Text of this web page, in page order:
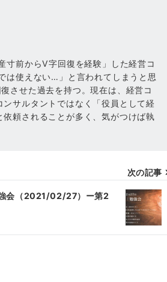
寸前からV字回復を経験」した経営コ
は使えない…」と言われてしまうと思
させた過去を持つ。現在は、経営コ
サルタントではなく「役員として経
頼されることが多く、気がつけば執
次の記事
会（2021/02/27）ー第2